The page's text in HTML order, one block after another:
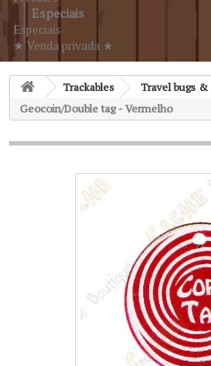
Especiais
Especiais
★ Venda privada ★
Trackables Travel bugs &
Geocoin/Double tag - Vermelho